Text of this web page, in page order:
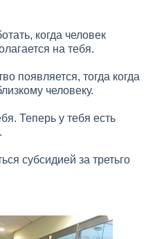
когда человек
на тебя.
появляется, тогда когда
человеку.
Теперь у тебя есть
субсидией за третьго